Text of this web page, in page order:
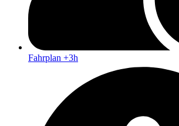
Fahrplan +3h